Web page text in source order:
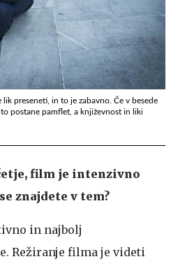
preseneti, in to je zabavno. Če v besede
postane pamflet, a književnost in liki
film je intenzivno
znajdete v tem?
in najbolj
Režiranje filma je videti